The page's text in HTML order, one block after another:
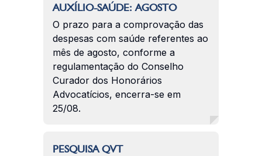
AUXÍLIO-SAÚDE: AGOSTO
O prazo para a comprovação das
despesas com saúde referentes ao
mês de agosto, conforme a
regulamentação do Conselho
Curador dos Honorários
Advocatícios, encerra-se em
25/08.
PESQUISA QVT